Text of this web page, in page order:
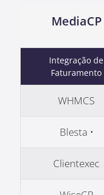
MediaCP
Integração de
Faturamento
WHMCS
Blesta •
Clientexec